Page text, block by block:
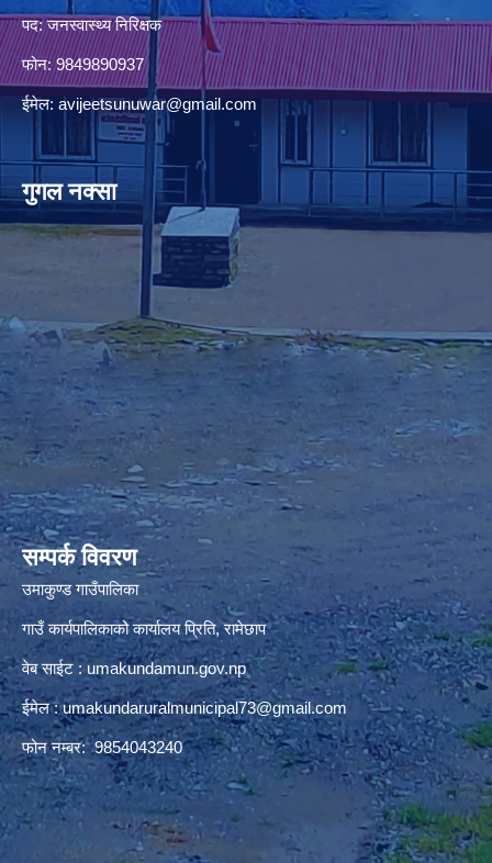
पद: जनस्वास्थ्य निरिक्षक
फोन: 9849890937
ईमेल: avijeetsunuwar@gmail.com
गुगल नक्सा
premium bootstrap themes
सम्पर्क विवरण
उमाकुण्ड गाउँपालिका
गाउँ कार्यपालिकाको कार्यालय प्रिति, रामेछाप
वेब साईट : umakundamun.gov.np
ईमेल :umakundaruralmunicipal73@gmail.com
फोन नम्बर: 9854043240